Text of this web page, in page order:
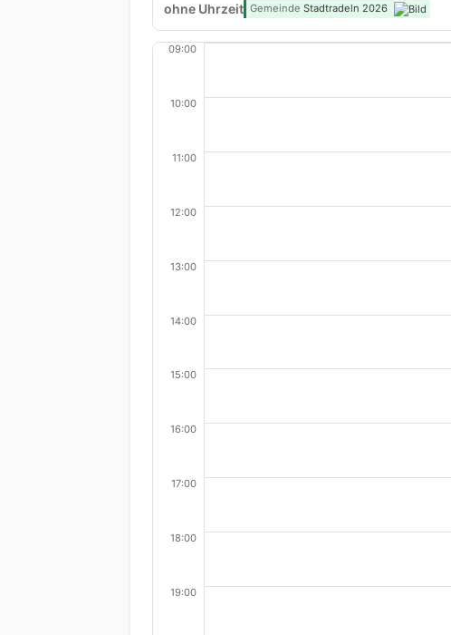
ohne Uhrzeit Gemeinde Stadtradeln 2026
09:00
10:00
11:00
12:00
13:00
14:00
15:00
16:00
17:00
18:00
19:00